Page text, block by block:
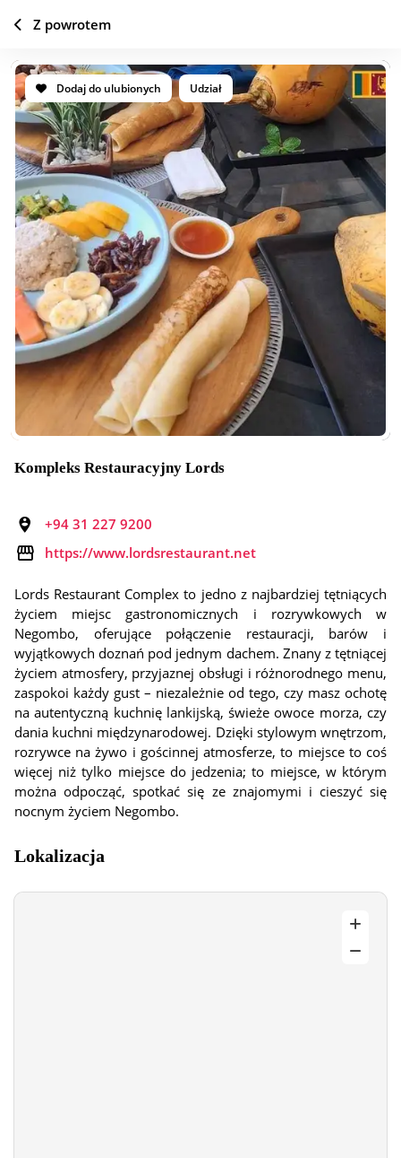
Dodaj do ulubionych Udział
Kompleks Restauracyjny Lords
+94 31 227 9200
https://www.lordsrestaurant.net
Lords Restaurant Complex to jedno z najbardziej tętniących
życiem miejsc gastronomicznych i rozrywkowych w
Negombo, oferujące połączenie restauracji, barów i
wyjątkowych doznań pod jednym dachem. Znany z tętniącej
życiem atmosfery, przyjaznej obsługi i różnorodnego menu,
zaspokoi każdy gust – niezależnie od tego, czy masz ochotę
na autentyczną kuchnię lankijską, świeże owoce morza, czy
dania kuchni międzynarodowej. Dzięki stylowym wnętrzom,
rozrywce na żywo i gościnnej atmosferze, to miejsce to coś
więcej niż tylko miejsce do jedzenia; to miejsce, w którym
można odpocząć, spotkać się ze znajomymi i cieszyć się
nocnym życiem Negombo.
Lokalizacja
Z powrotem